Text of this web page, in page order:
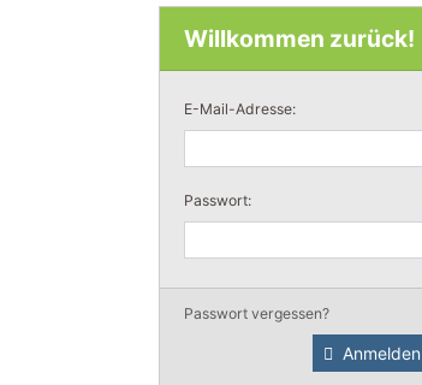
Willkommen zurück!
E-Mail-Adresse:
Passwort:
Passwort vergessen?
Anmelden